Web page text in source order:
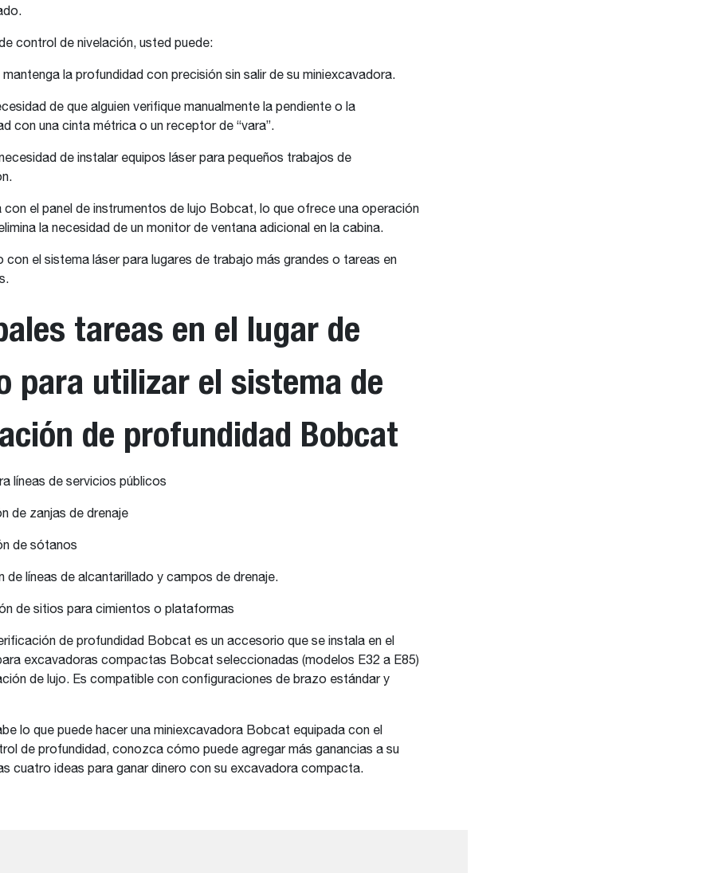
control de nivelación, usted puede:
la profundidad con precisión sin salir de su miniexcavadora.
de que alguien verifique manualmente la pendiente o la
con una cinta métrica o un receptor de “vara”.
necesidad de instalar equipos láser para pequeños trabajos de
con el panel de instrumentos de lujo Bobcat, lo que ofrece una operación
la necesidad de un monitor de ventana adicional en la cabina.
con el sistema láser para lugares de trabajo más grandes o tareas en
tareas en el lugar de
para utilizar el sistema de
de profundidad Bobcat
líneas de servicios públicos
de zanjas de drenaje
de sótanos
de líneas de alcantarillado y campos de drenaje.
de sitios para cimientos o plataformas
de profundidad Bobcat es un accesorio que se instala en el
excavadoras compactas Bobcat seleccionadas (modelos E32 a E85)
de lujo. Es compatible con configuraciones de brazo estándar y
lo que puede hacer una miniexcavadora Bobcat equipada con el
de profundidad, conozca cómo puede agregar más ganancias a su
cuatro ideas para ganar dinero con su excavadora compacta.